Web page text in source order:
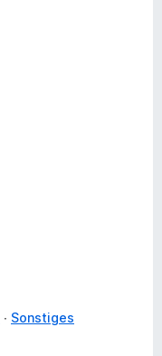
Sonstiges